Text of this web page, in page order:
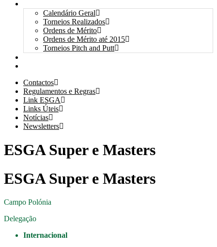
Calendário Geral
Torneios Realizados
Ordens de Mérito
Ordens de Mérito até 2015
Torneios Pitch and Putt
Contactos
Regulamentos e Regras
Link ESGA
Links Úteis
Notícias
Newsletters
ESGA Super e Masters
ESGA Super e Masters
Campo Polónia
Delegação
Internacional